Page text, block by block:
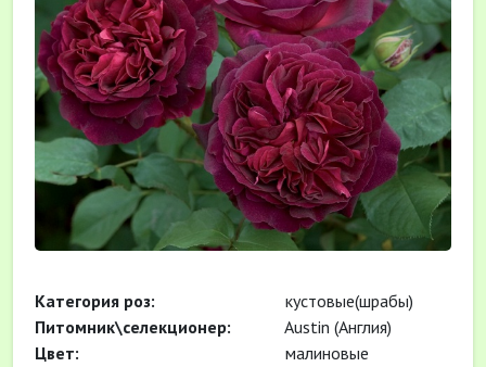
Категория роз:
кустовые(шрабы)
Питомник\селекционер:
Austin (Англия)
Цвет:
малиновые